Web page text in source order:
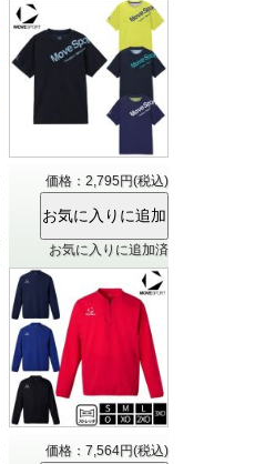
価格：2,795円(税込)
お気に入りに追加済
価格：7,564円(税込)